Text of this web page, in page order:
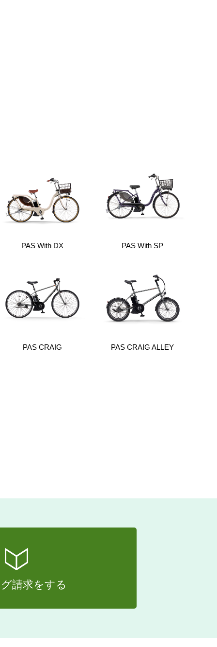
PAS With DX PAS With SP
PAS CRAIG PAS CRAIG ALLEY
請求をする